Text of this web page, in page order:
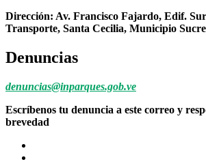
Dirección: Av. Francisco Fajardo, Edif.
Transporte, Santa Cecilia, Municipio
Denuncias
denuncias@inparques.gob.ve
Escríbenos tu denuncia a este correo y
brevedad